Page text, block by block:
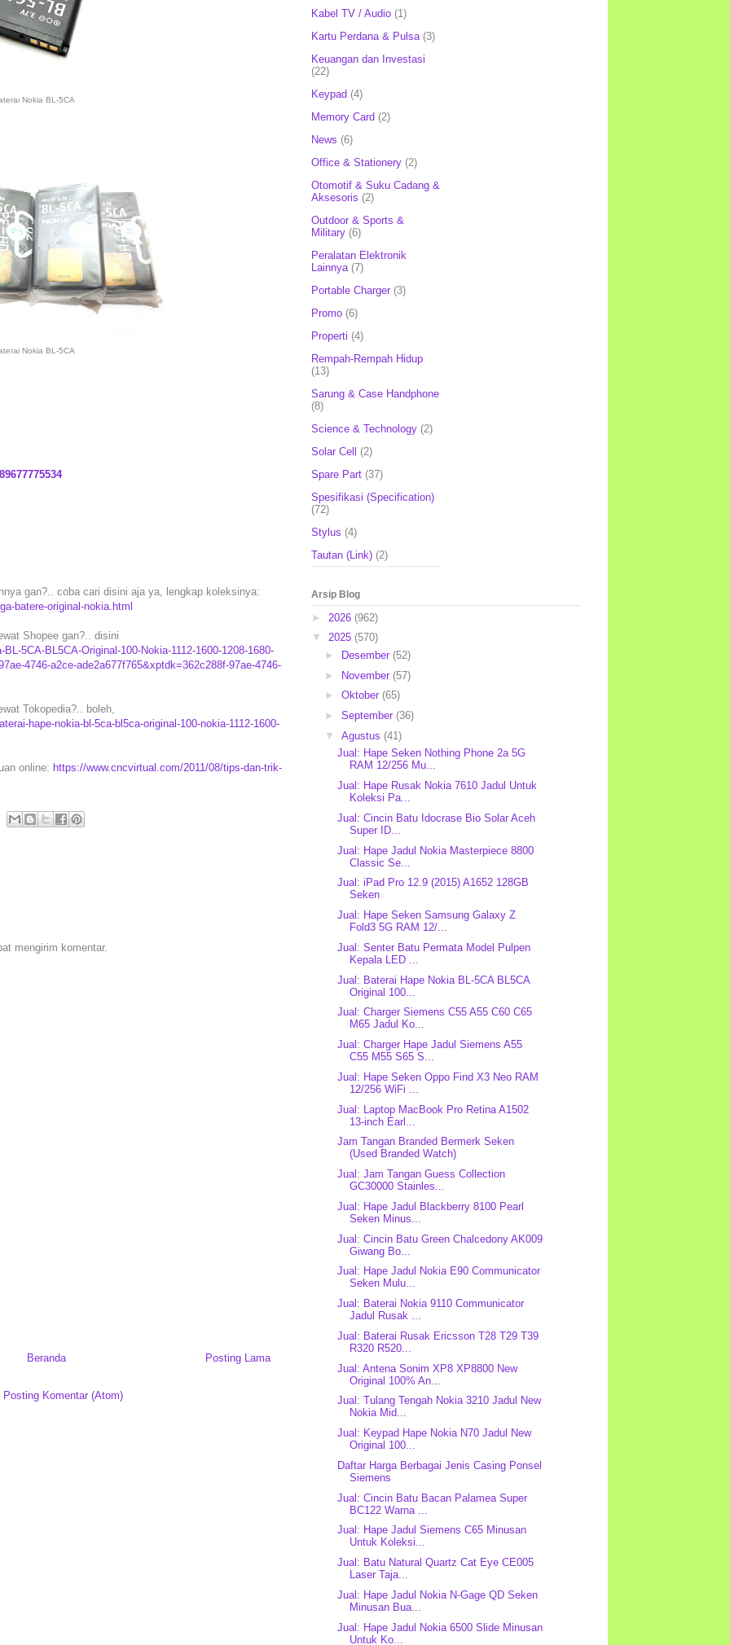
Nokia BL-5CA
Nokia BL-5CA
gan?.. coba cari disini aja ya, lengkap koleksinya:
batere-original-nokia.html
Shopee gan?.. disini
5CA-BL5CA-Original-100-Nokia-1112-1600-1208-1680-
4746-a2ce-ade2a677f765&xptdk=362c288f-97ae-4746-
Tokopedia?.. boleh,
hape-nokia-bl-5ca-bl5ca-original-100-nokia-1112-1600-
online: https://www.cncvirtual.com/2011/08/tips-dan-trik-
mengirim komentar.
Posting Lama
Beranda
Posting Komentar (Atom)
Kabel TV / Audio (1)
Kartu Perdana & Pulsa (3)
Keuangan dan Investasi
(22)
Keypad (4)
Memory Card (2)
News (6)
Office & Stationery (2)
Otomotif & Suku Cadang &
Aksesoris (2)
Outdoor & Sports &
Military (6)
Peralatan Elektronik
Lainnya (7)
Portable Charger (3)
Promo (6)
Properti (4)
Rempah-Rempah Hidup
(13)
Sarung & Case Handphone
(8)
Science & Technology (2)
Solar Cell (2)
Spare Part (37)
Spesifikasi (Specification)
(72)
Stylus (4)
Tautan (Link) (2)
Arsip Blog
► 2026 (962)
▼ 2025 (570)
►
Desember (52)
► November (57)
► Oktober (65)
► September (36)
▼ Agustus (41)
Jual: Hape Seken Nothing Phone 2a 5G
RAM 12/256 Mu...
Jual: Hape Rusak Nokia 7610 Jadul Untuk
Koleksi Pa...
Jual: Cincin Batu Idocrase Bio Solar Aceh
Super ID...
Jual: Hape Jadul Nokia Masterpiece 8800
Classic Se...
Jual: iPad Pro 12.9 (2015) A1652 128GB
Seken
Jual: Hape Seken Samsung Galaxy Z
Fold3 5G RAM 12/...
Jual: Senter Batu Permata Model Pulpen
Kepala LED ...
Jual: Baterai Hape Nokia BL-5CA BL5CA
Original 100...
Jual: Charger Siemens C55 A55 C60 C65
M65 Jadul Ko...
Jual: Charger Hape Jadul Siemens A55
C55 M55 S65 S...
Jual: Hape Seken Oppo Find X3 Neo RAM
12/256 WiFi ...
Jual: Laptop MacBook Pro Retina A1502
13-inch Earl...
Jam Tangan Branded Bermerk Seken
(Used Branded Watch)
Jual: Jam Tangan Guess Collection
GC30000 Stainles...
Jual: Hape Jadul Blackberry 8100 Pearl
Seken Minus...
Jual: Cincin Batu Green Chalcedony AK009
Giwang Bo...
Jual: Hape Jadul Nokia E90 Communicator
Seken Mulu...
Jual: Baterai Nokia 9110 Communicator
Jadul Rusak ...
Jual: Baterai Rusak Ericsson T28 T29 T39
R320 R520...
Jual: Antena Sonim XP8 XP8800 New
Original 100% An...
Jual: Tulang Tengah Nokia 3210 Jadul New
Nokia Mid...
Jual: Keypad Hape Nokia N70 Jadul New
Original 100...
Daftar Harga Berbagai Jenis Casing Ponsel
Siemens
Jual: Cincin Batu Bacan Palamea Super
BC122 Warna ...
Jual: Hape Jadul Siemens C65 Minusan
Untuk Koleksi...
Jual: Batu Natural Quartz Cat Eye CE005
Laser Taja...
Jual: Hape Jadul Nokia N-Gage QD Seken
Minusan Bua...
Jual: Hape Jadul Nokia 6500 Slide Minusan
Untuk Ko...